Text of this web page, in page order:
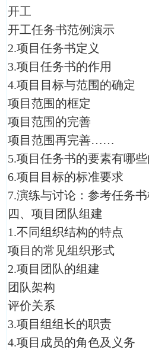
开工
开工任务书范例演示
2.项目任务书定义
3.项目任务书的作用
4.项目目标与范围的确定
项目范围的框定
项目范围的完善
项目范围再完善……
5.项目任务书的要素有哪些
6.项目目标的标准要求
7.演练与讨论：参考任务
四、项目团队组建
1.不同组织结构的特点
项目的常见组织形式
2.项目团队的组建
团队架构
评价关系
3.项目组组长的职责
4.项目成员的角色及义务